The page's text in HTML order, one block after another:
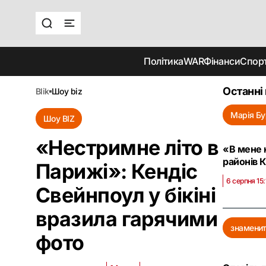
ПолітикаWARФінанси
blik шоу biz
Шоу BIZ
«Нестримне літо в
Парижі»: Кендіс
Свейнпоул у бікіні
вразила гарячими
фото
Марія
«В мене
районів
6 серпня